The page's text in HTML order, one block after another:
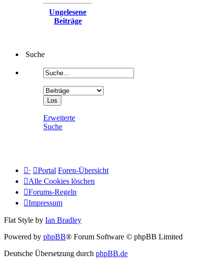
Ungelesene
Beiträge
Suche
Erweiterte
Suche
· Portal Foren-Übersicht
Alle Cookies löschen
Forums-Regeln
Impressum
Flat Style by Ian Bradley
Powered by phpBB® Forum Software © phpBB Limited
Deutsche Übersetzung durch phpBB.de